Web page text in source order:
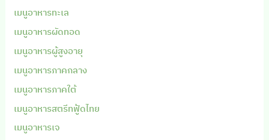
เมนูอาหารทะเล
เมนูอาหารผัดทอด
เมนูอาหารผู้สูงอายุ
เมนูอาหารภาคกลาง
เมนูอาหารภาคใต้
เมนูอาหารสตรีทฟู้ดไทย
เมนูอาหารเจ